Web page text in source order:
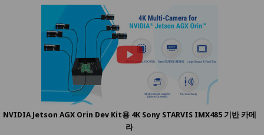
NVIDIA Jetson AGX Orin Dev Kit용 4K Sony STARVIS IMX485 기반 카메
라